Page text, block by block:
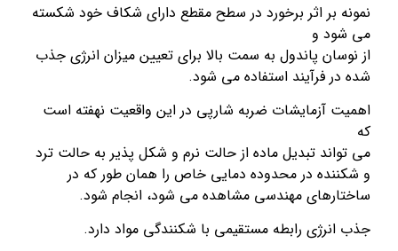
بر اثر برخورد در سطح مقطع دارای شکاف خود شکسته
و
پاندول به سمت بالا برای تعیین میزان انرژی جذب
فرآیند استفاده می شود.
آزمایشات ضربه شارپی در این واقعیت نهفته است
تبدیل ماده از حالت نرم و شکل پذیر به حالت ترد
در محدوده دمایی خاص را همان طور که در
مهندسی مشاهده می شود، انجام شود.
رابطه مستقیمی با شکنندگی مواد دارد.